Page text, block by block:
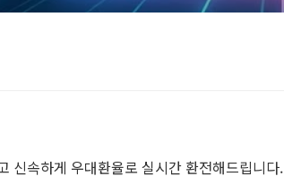
신속하게 우대환율로 실시간 환전해드립니다.